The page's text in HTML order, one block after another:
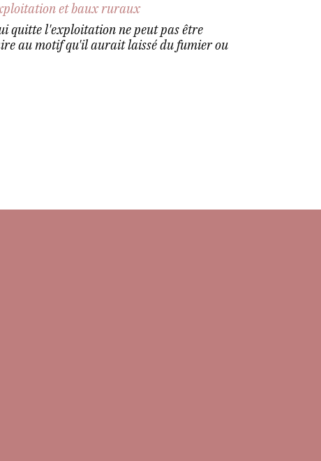
et baux ruraux
quitte l'exploitation ne peut pas être
au motif qu'il aurait laissé du fumier ou